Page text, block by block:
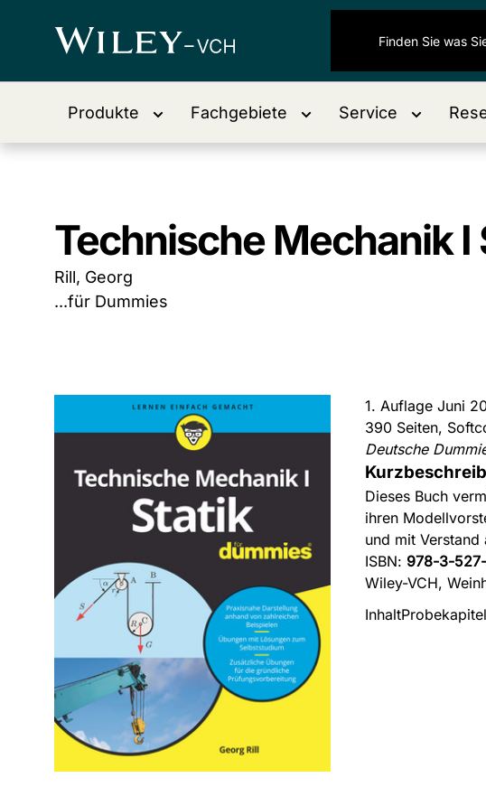
Produkte Fachgebiete Service
Technische Mechanik
Rill, Georg
...für Dummies
1. Auflage Juni
390 Seiten,
Deutsche
Dieses Buch
ihren
und mit
ISBN: 978-3-
Wiley-VCH,
InhaltProbekapitel